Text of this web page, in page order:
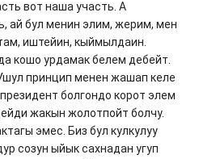
вот наша участь. А
ай бул менин элим, жерим, мен
иштейин, кыймылдаин.
кошо урдамак белем дебейт.
принцип менен жашап келе
болгондо корот элем
жакын жолотпойт болчу.
эмес. Биз бул кулкулуу
созун ыйык сахнадан угуп